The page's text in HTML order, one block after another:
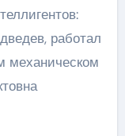
работал
механическом